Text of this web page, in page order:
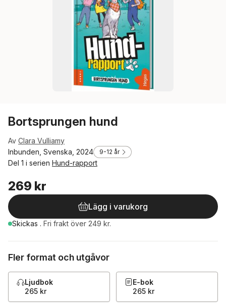
Bortsprungen hund
Av Clara Vulliamy
Inbunden, Svenska, 2024
9-12 år
Del 1 i serien Hund-rapport
269 kr
Lägg i varukorg
Skickas . Fri frakt över 249 kr.
Fler format och utgåvor
Ljudbok
265 kr
E-bok
265 kr